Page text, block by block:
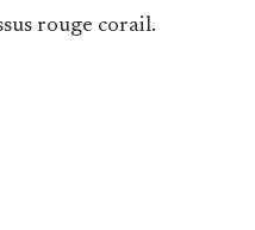
rouge corail.